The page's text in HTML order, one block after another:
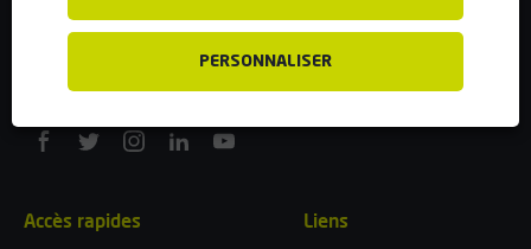
info@flexfuel-company.com
On
On
On
On
On
Accès rapides Liens
PERSONNALISER